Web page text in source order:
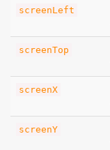
screenLeft
screenTop
screenX
screenY